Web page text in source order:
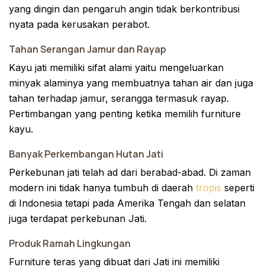
yang dingin dan pengaruh angin tidak berkontribusi
nyata pada kerusakan perabot.
Tahan Serangan Jamur dan Rayap
Kayu jati memiliki sifat alami yaitu mengeluarkan
minyak alaminya yang membuatnya tahan air dan juga
tahan terhadap jamur, serangga termasuk rayap.
Pertimbangan yang penting ketika memilih furniture
kayu.
Banyak Perkembangan Hutan Jati
Perkebunan jati telah ad dari berabad-abad. Di zaman
modern ini tidak hanya tumbuh di daerah tropis seperti
di Indonesia tetapi pada Amerika Tengah dan selatan
juga terdapat perkebunan Jati.
Produk Ramah Lingkungan
Furniture teras yang dibuat dari Jati ini memiliki